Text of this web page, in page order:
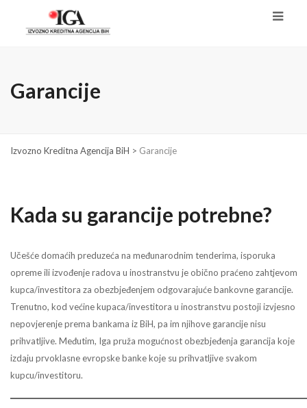
Garancije
Izvozno Kreditna Agencija BiH > Garancije
Kada su garancije potrebne?
Učešće domaćih preduzeća na međunarodnim tenderima, isporuka
opreme ili izvođenje radova u inostranstvu je obično praćeno zahtjevom
kupca/investitora za obezbjeđenjem odgovarajuće bankovne garancije.
Trenutno, kod većine kupaca/investitora u inostranstvu postoji izvjesno
nepovjerenje prema bankama iz BiH, pa im njihove garancije nisu
prihvatljive. Međutim, Iga pruža mogućnost obezbjeđenja garancija koje
izdaju prvoklasne evropske banke koje su prihvatljive svakom
kupcu/investitoru.